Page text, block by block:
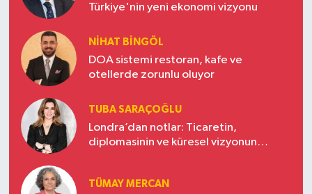
Türkiye'nin yeni ekonomi vizyonu
NIHAT BINGÖL
DOA sistemi restoran, kafe ve
otellerde zorunlu oluyor
TUBA SARAÇOĞLU
Londra’dan notlar: Ticaretin,
diplomasinin ve küresel vizyonun
TÜMAY MERCAN